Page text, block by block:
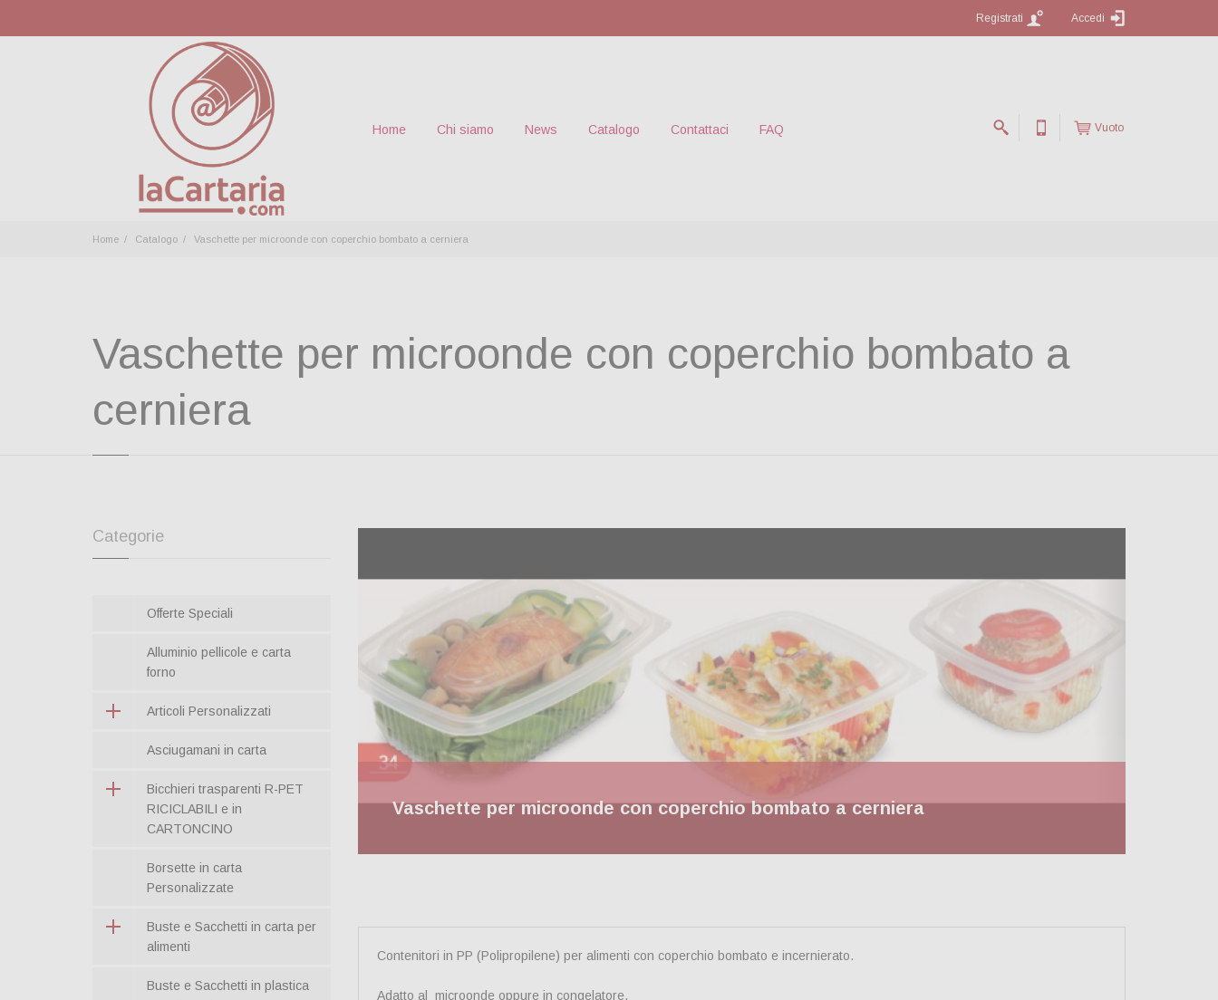
Registrati Accedi
Vuoto
Home Chi siamo News Catalogo Contattaci FAQ
Home Catalogo Vaschette per microonde con coperchio bombato a cerniera
Vaschette per microonde con coperchio bombato a
cerniera
Vaschette per microonde con coperchio bombato a cerniera
Contenitori in PP (Polipropilene) per alimenti con coperchio bombato e incernierato.
Adatto al microonde oppure in congelatore.
Categorie
Offerte Speciali
Alluminio pellicole e carta
forno
Articoli Personalizzati
Asciugamani in carta
Bicchieri trasparenti R-PET
RICICLABILI e in
CARTONCINO
Borsette in carta
Personalizzate
Buste e Sacchetti in carta per
alimenti
Buste e Sacchetti in plastica